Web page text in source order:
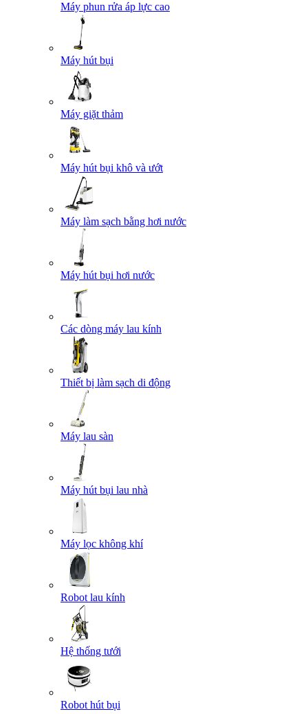
Máy phun rửa áp lực cao
Máy hút bụi
Máy giặt thảm
Máy hút bụi khô và ướt
Máy làm sạch bằng hơi nước
Máy hút bụi hơi nước
Các dòng máy lau kính
Thiết bị làm sạch di động
Máy lau sàn
Máy hút bụi lau nhà
Máy lọc không khí
Robot lau kính
Hệ thống tưới
Robot hút bụi